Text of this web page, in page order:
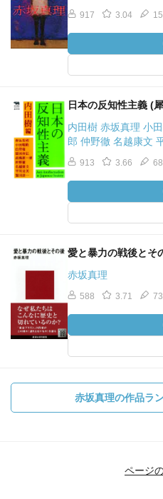
917 3.04
日本の反知性主義 (
内田樹 赤坂真理 小
郎 仲野徹 名越康文
913 3.66 68
愛と暴力の戦後とそ
赤坂真理
588 3.71 73
赤坂真理の作品ラ
ページ